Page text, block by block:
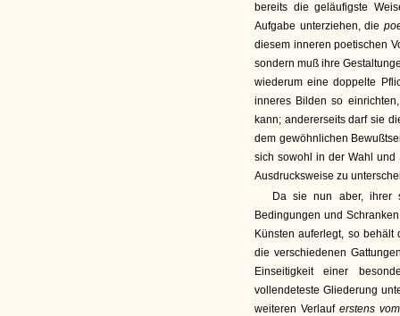
bereits die geläufigste
Aufgabe unterziehen, die
diesem inneren poetischen
sondern muß ihre
wiederum eine doppelte
inneres Bilden so
kann; andererseits darf sie
dem gewöhnlichen
sich sowohl in der Wahl und
Ausdrucksweise zu
Da sie nun aber, ihrer
Bedingungen und
Künsten auferlegt, so
die verschiedenen
Einseitigkeit einer
vollendeteste Gliederung
weiteren Verlauf erstens